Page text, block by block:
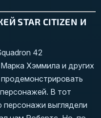
STAR CITIZEN И
42
Хэммила и других
В тот
персонажи выглядели